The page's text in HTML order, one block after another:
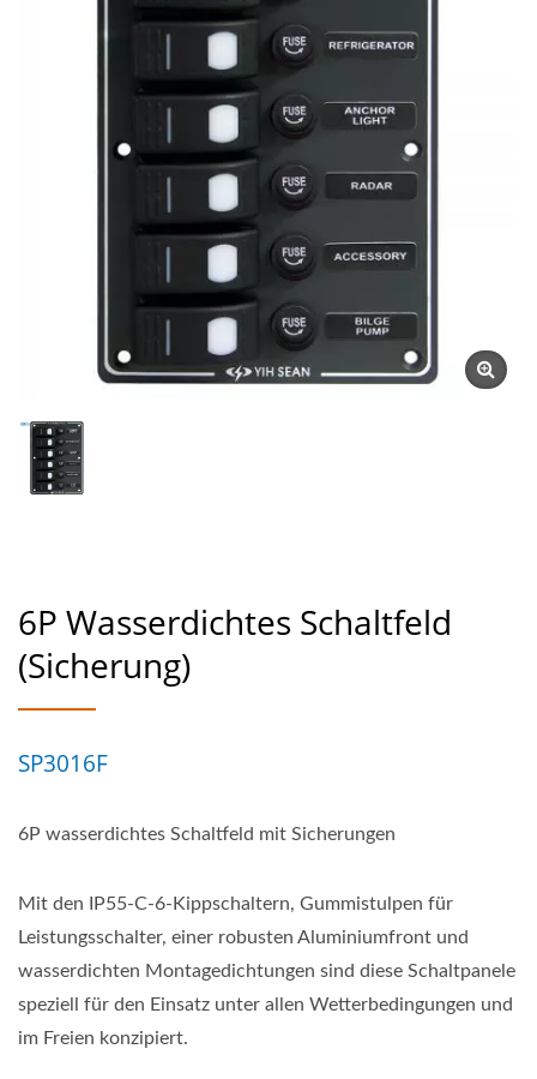
6P Wasserdichtes Schaltfeld
(Sicherung)
SP3016F
6P wasserdichtes Schaltfeld mit Sicherungen
Mit den IP55-C-6-Kippschaltern, Gummistulpen für
Leistungsschalter, einer robusten Aluminiumfront und
wasserdichten Montagedichtungen sind diese Schaltpanele
speziell für den Einsatz unter allen Wetterbedingungen und
im Freien konzipiert.